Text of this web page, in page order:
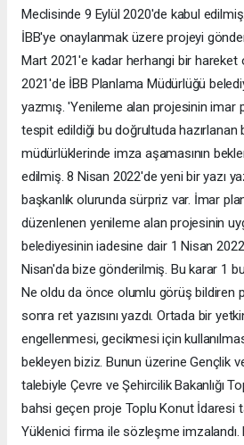
Meclisinde 9 Eylül 2020'de kabul
İBB'ye onaylanmak üzere projeyi
Mart 2021'e kadar herhangi bir hareket
2021'de İBB Planlama Müdürlüğü
yazmış. 'Yenileme alan projesinin imar
tespit edildiği bu doğrultuda hazırlanan
müdürlüklerinde imza aşamasının
edilmiş. 8 Nisan 2022'de yeni bir yazı
başkanlık olurunda sürpriz var. İmar
düzenlenen yenileme alan projesinin
belediyesinin iadesine dair 1 Nisan
Nisan'da bize gönderilmiş. Bu karar 1
Ne oldu da önce olumlu görüş bildiren
sonra ret yazısını yazdı. Ortada bir
engellenmesi, gecikmesi için
bekleyen biziz. Bunun üzerine Gençlik ve
talebiyle Çevre ve Şehircilik Bakanlığı
bahsi geçen proje Toplu Konut İdaresi
Yüklenici firma ile sözleşme